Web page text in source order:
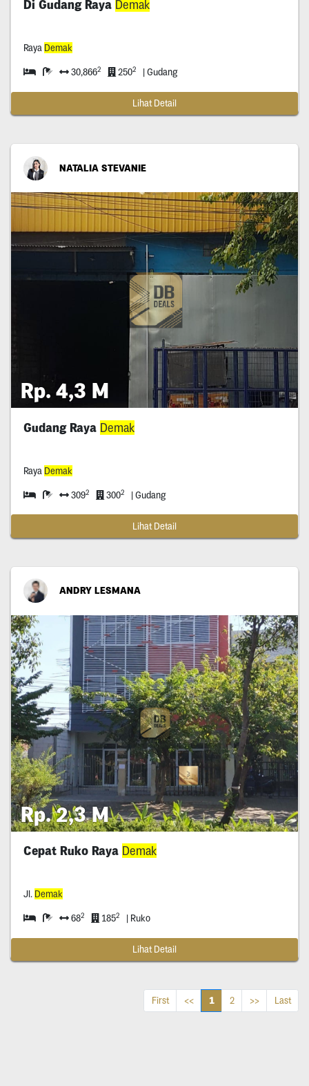
Di Gudang Raya Demak
Raya Demak
30,8662 2502 | Gudang
Lihat Detail
NATALIA STEVANIE
Rp. 4,3 M
Gudang Raya Demak
Raya Demak
3092 3002 | Gudang
Lihat Detail
ANDRY LESMANA
Rp. 2,3 M
Cepat Ruko Raya Demak
Jl. Demak
682 1852 | Ruko
Lihat Detail
First << 1 2 >> Last